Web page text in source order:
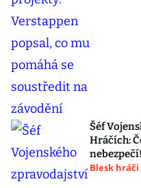
Šéf
Hráčích:
nebezpečí!
Blesk hráči